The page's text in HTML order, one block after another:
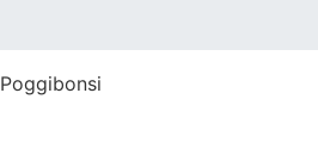
Poggibonsi